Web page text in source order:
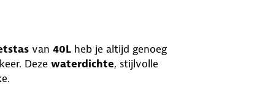
van 40L heb je altijd genoeg
Deze waterdichte, stijlvolle